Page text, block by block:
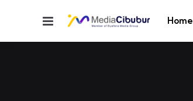
Menu Home